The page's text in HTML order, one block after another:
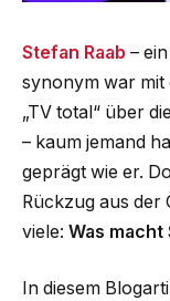
Stefan Raab –
synonym war
„TV total“ über
– kaum jemand
geprägt wie er.
Rückzug aus der
viele: Was macht
In diesem